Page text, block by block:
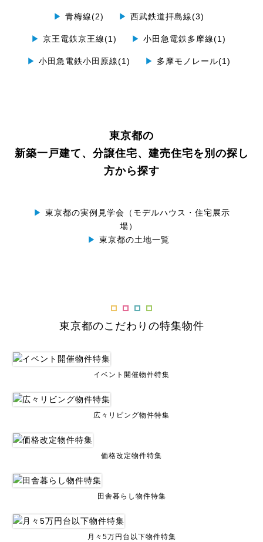
▶ 青梅線(2) ▶ 西武鉄道拝島線(3)
▶ 京王電鉄京王線(1) ▶ 小田急電鉄多摩線(1)
▶ 小田急電鉄小田原線(1) ▶ 多摩モノレール(1)
東京都の
新築一戸建て、分譲住宅、建売住宅を別の探し
方から探す
▶ 東京都の実例見学会（モデルハウス・住宅展示
場）
▶ 東京都の土地一覧
東京都のこだわりの特集物件
イベント開催物件特集
広々リビング物件特集
価格改定物件特集
田舎暮らし物件特集
月々5万円台以下物件特集